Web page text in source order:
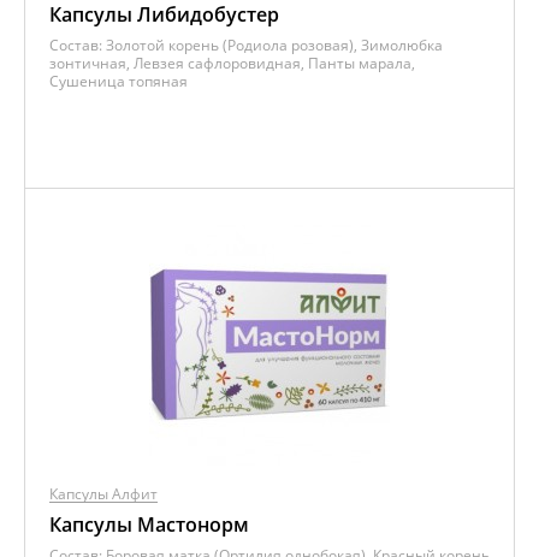
Капсулы Либидобустер
Состав: Золотой корень (Родиола розовая), Зимолюбка
зонтичная, Левзея сафлоровидная, Панты марала,
Сушеница топяная
Капсулы Алфит
Капсулы Мастонорм